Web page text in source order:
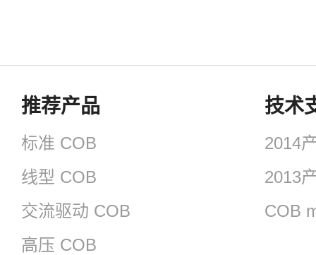
推荐产品
标准 COB
线型 COB
交流驱动 COB
高压 COB
技术
2014
2013
COB